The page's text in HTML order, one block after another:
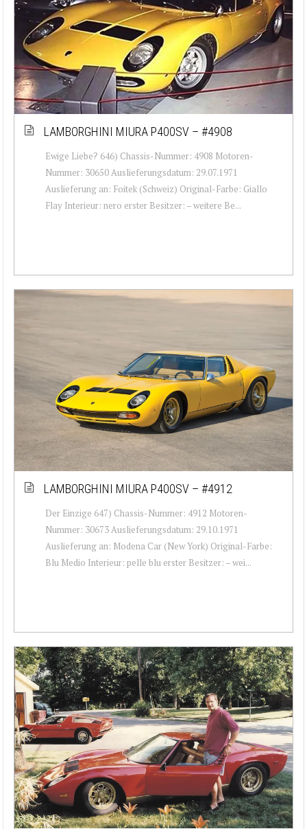
LAMBORGHINI MIURA P400SV – #4908
Ewige Liebe? 646) Chassis-Nummer: 4908 Motoren-
Nummer: 30650 Auslieferungsdatum: 29.07.1971
Auslieferung an: Foitek (Schweiz) Original-Farbe: Giallo
Flay Interieur: nero erster Besitzer: – weitere Be...
LAMBORGHINI MIURA P400SV – #4912
Der Einzige 647) Chassis-Nummer: 4912 Motoren-
Nummer: 30673 Auslieferungsdatum: 29.10.1971
Auslieferung an: Modena Car (New York) Original-Farbe:
Blu Medio Interieur: pelle blu erster Besitzer: – wei...